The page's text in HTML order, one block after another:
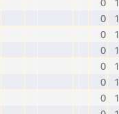
0
0
0
0
0
0